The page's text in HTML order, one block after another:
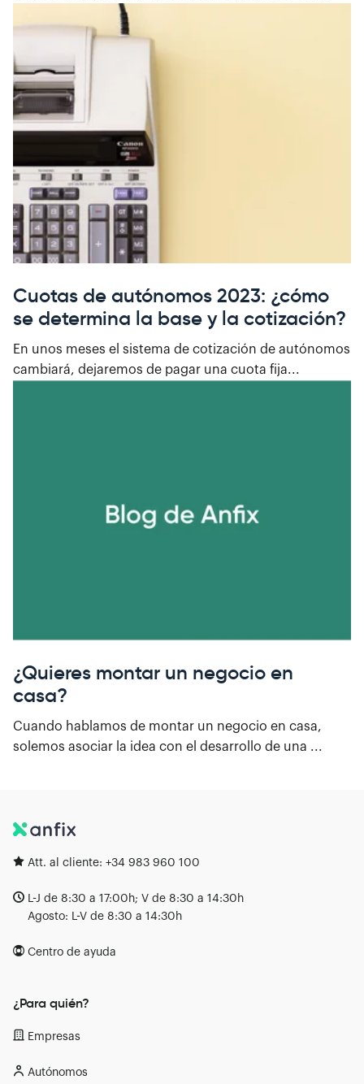
Cuotas de autónomos 2023: ¿cómo
se determina la base y la cotización?
En unos meses el sistema de cotización de autónomos
cambiará, dejaremos de pagar una cuota fija...
¿Quieres montar un negocio en
casa?
Cuando hablamos de montar un negocio en casa,
solemos asociar la idea con el desarrollo de una ...
Att. al cliente: +34 983 960 100
L-J de 8:30 a 17:00h; V de 8:30 a 14:30h
Agosto: L-V de 8:30 a 14:30h
Centro de ayuda
¿Para quién?
Empresas
Autónomos